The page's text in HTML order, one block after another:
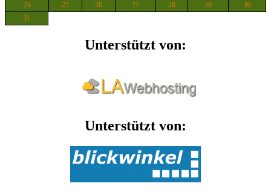
24
25 26 27 28 29
30
31
Unterstützt von:
Unterstützt von: